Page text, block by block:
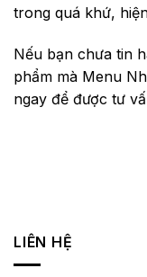
trong quá khứ,
Nếu bạn chưa tin
phẩm mà Menu
ngay để được tư
LIÊN HỆ